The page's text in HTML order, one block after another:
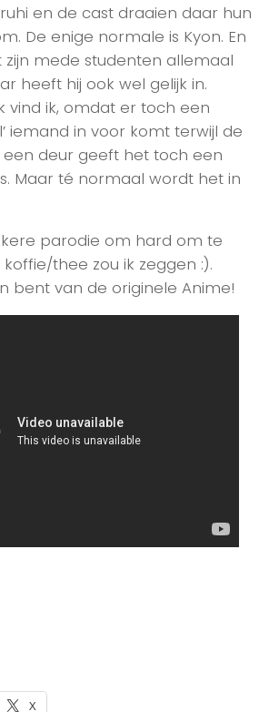
en de cast draaien daar hun
De enige normale is Kyon. En
zijn mede studenten allemaal
heeft hij ook wel gelijk in.
vind ik, omdat er toch een
iemand in voor komt terwijl de
een deur geeft het toch een
Maar té normaal wordt het in
parodie om hard om te
thee zou ik zeggen :).
bent van de originele Anime!
X